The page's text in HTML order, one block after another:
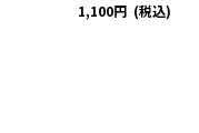
1,100円 (税込)